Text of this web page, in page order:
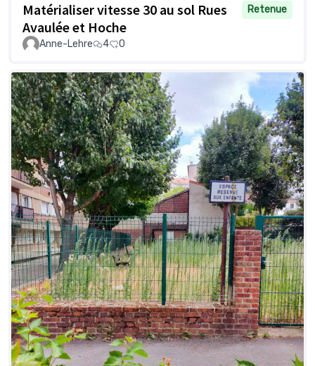
Matérialiser vitesse 30 au sol Rues
Avaulée et Hoche
Retenue
Anne-Lehre 4 0